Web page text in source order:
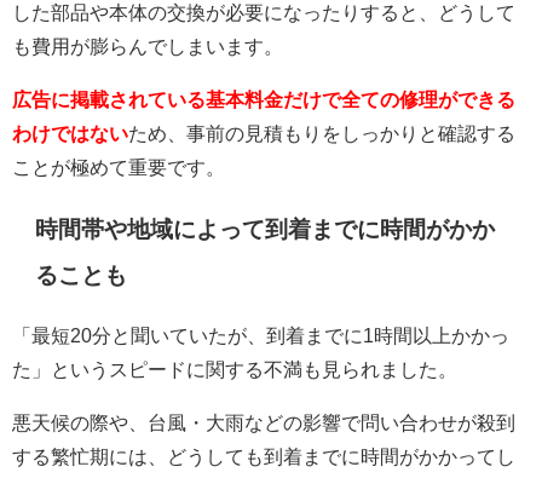
した部品や本体の交換が必要になったりすると、どうして
も費用が膨らんでしまいます。
広告に掲載されている基本料金だけで全ての修理ができる
わけではないため、事前の見積もりをしっかりと確認する
ことが極めて重要です。
時間帯や地域によって到着までに時間がかか
ることも
「最短20分と聞いていたが、到着までに1時間以上かかっ
た」というスピードに関する不満も見られました。
悪天候の際や、台風・大雨などの影響で問い合わせが殺到
する繁忙期には、どうしても到着までに時間がかかってし